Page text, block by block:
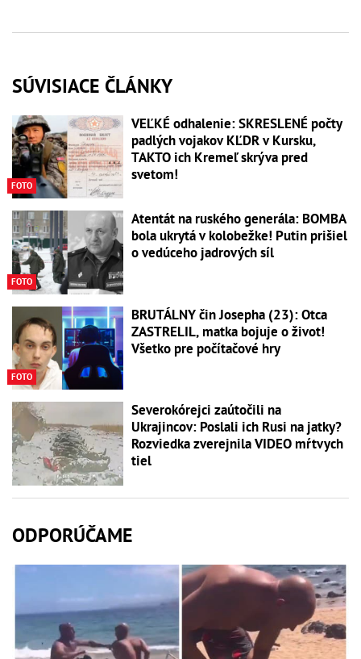
SÚVISIACE ČLÁNKY
FOTO
VEĽKÉ odhalenie: SKRESLENÉ počty
padlých vojakov KĽDR v Kursku,
TAKTO ich Kremeľ skrýva pred
svetom!
FOTO
Atentát na ruského generála: BOMBA
bola ukrytá v kolobežke! Putin prišiel
o vedúceho jadrových síl
FOTO
BRUTÁLNY čin Josepha (23): Otca
ZASTRELIL, matka bojuje o život!
Všetko pre počítačové hry
Severokórejci zaútočili na
Ukrajincov: Poslali ich Rusi na jatky?
Rozviedka zverejnila VIDEO mŕtvych
tiel
ODPORÚČAME